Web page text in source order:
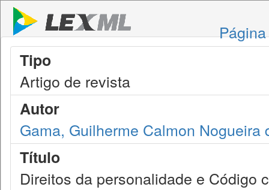
Tipo
Artigo de revista
Autor
Gama, Guilherme Calmon Nogueira
Título
Direitos da personalidade e Código